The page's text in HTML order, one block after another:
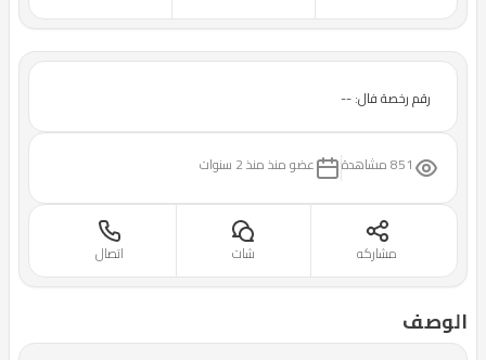
رقم رخصة فال: --
851 مشاهدة عضو منذمنذ 2 سنوات
اتصال شات مشاركه
الوصف